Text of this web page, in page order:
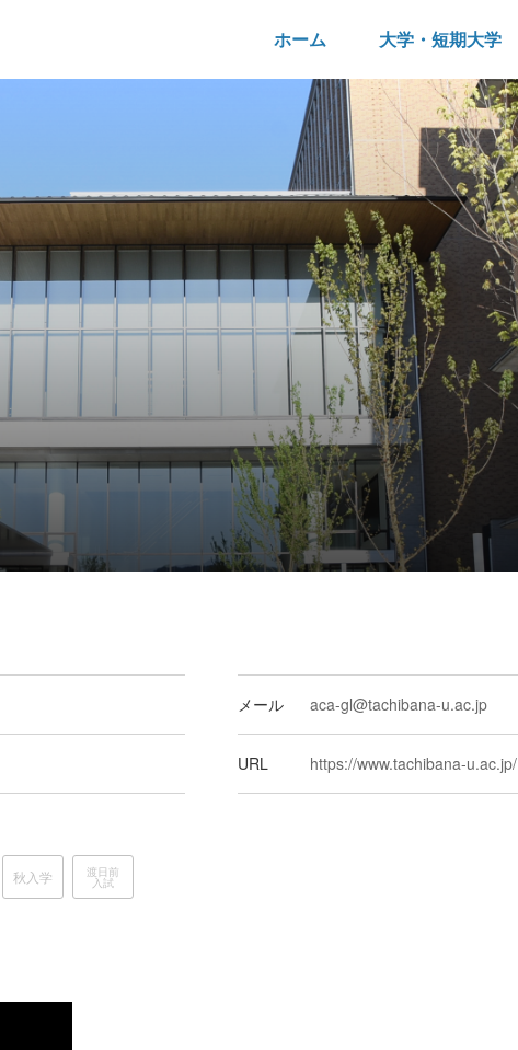
ホーム 大学・短期大学
メール aca-gl@tachibana-u.ac.jp
URL https://www.tachibana-u.ac.jp/
秋入学 渡日前
入試